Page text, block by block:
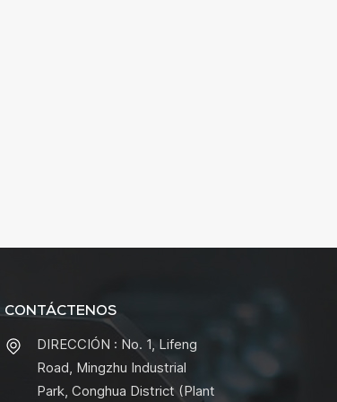
CONTÁCTENOS
DIRECCIÓN : No. 1, Lifeng
Road, Mingzhu Industrial
Park, Conghua District (Plant